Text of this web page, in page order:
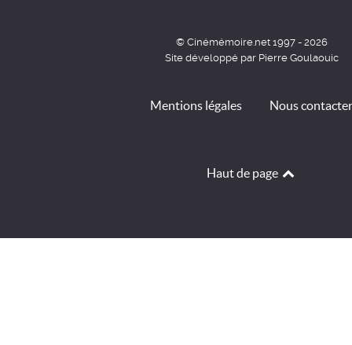
© Cinémémoire.net 1997 - 2026
Site développé par Pierre Goulaouic
Mentions légales Nous contacter
Haut de page